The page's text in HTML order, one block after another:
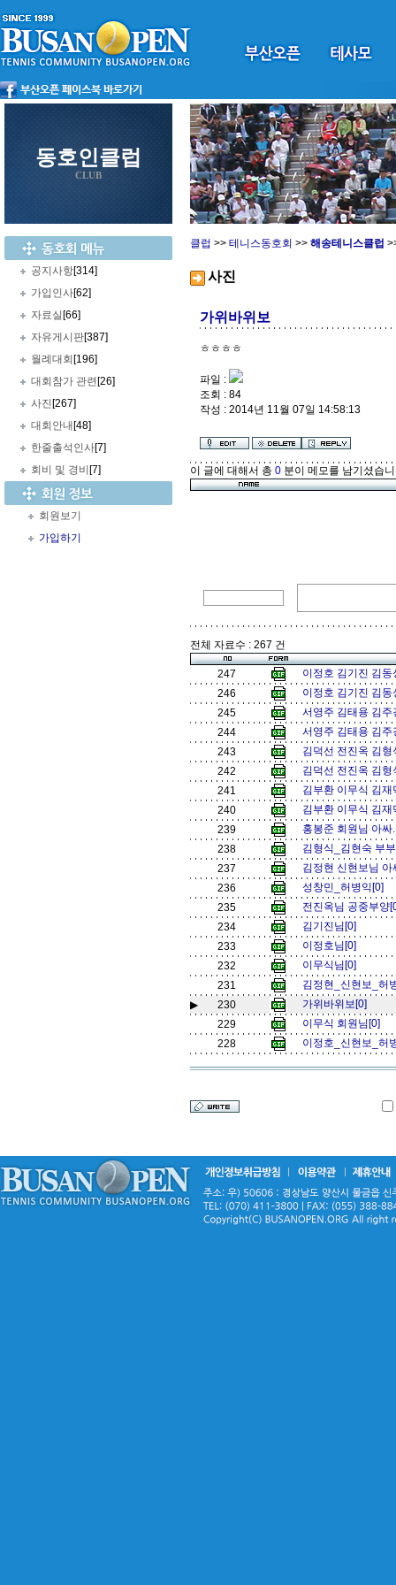
동호인클럽
CLUB
공지사항[314]
가입인사[62]
자료실 [66]
자유게시판[387]
월례대회 [196]
대회참가 관련 [26]
사진 [267]
대회안내 [48]
한줄출석인사[7]
회비 및 경비 [7]
회원보기
가입하기
클럽 >> 테니스동호회 >> 해송테니스클럽
사진
가위바위보
ㅎㅎㅎㅎ
파일 :
조회 : 84
작성 : 2014년 11월 07일 14:58:13
이 글에 대해서 총 0 분이 메모를 남기셨습
전체 자료수 : 267 건
247
이정호 김기진 김
246
이정호 김기진 김
245
서영주 김태용 김
244
서영주 김태용 김
243
김덕선 전진옥 김
242
김덕선 전진옥 김
241
김부환 이무식 김
240
김부환 이무식 김
239
홍봉준 회원님 아
238
김형식_김현숙 부
237
김정현 신현보님
236
성창민_허병익[0]
235
전진옥님 공중부
234
김기진님[0]
233
이정호님[0]
232
이무식님[0]
231
김정현_신현보_허
▶
230
가위바위보[0]
229
이무식 회원님[0]
228
이정호_신현보_허